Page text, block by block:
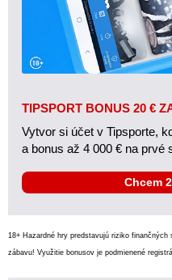
TIPSPORT BONUS 20 €
Vytvor si účet v Tipsporte,
a bonus až 4 000 € na prvé
Chcem
18+ Hazardné hry predstavujú riziko
zábavu! Využitie bonusov je podmienené